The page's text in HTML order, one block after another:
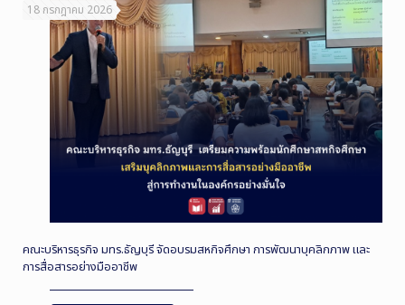
18 กรกฎาคม 2026
คณะบริหารธุรกิจ มทร.ธัญบุรี จัดอบรมสหกิจศึกษา การพัฒนาบุคลิกภาพ และ
การสื่อสารอย่างมืออาชีพ